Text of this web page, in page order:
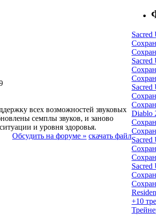
всех возможностей звуковых
семплы звуков, и заново
и уровня здоровья.
Обсудить на форуме » скачать файл
Diablo
+10